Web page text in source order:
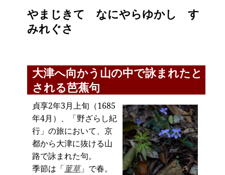
やまじきて なにやらゆかし す
みれぐさ
大津へ向かう山の中で詠まれたと
される芭蕉句
貞享2年3月上旬（1685
年4月）、「野ざらし紀
行」の旅において、京
都から大津に抜ける山
路で詠まれた句。
季節は「菫草」で春。